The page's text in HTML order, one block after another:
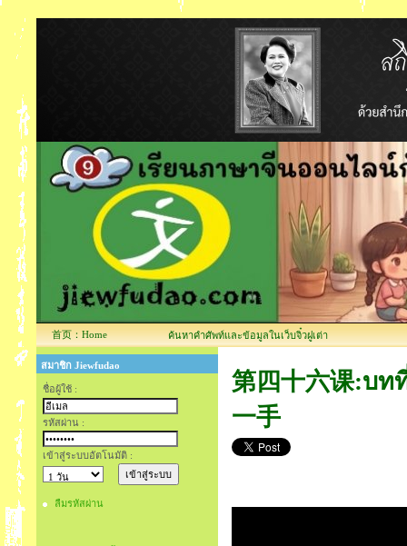
首页：Home ค้นหาคำศัพท์และข้อมูลในเว็บจิ๋วฝูเต่า
สมาชิก Jiewfudao
ชื่อผู้ใช้ :
รหัสผ่าน :
เข้าสู่ระบบอัตโนมัติ :
ลืมรหัสผ่าน
第四十六课:บท
一手